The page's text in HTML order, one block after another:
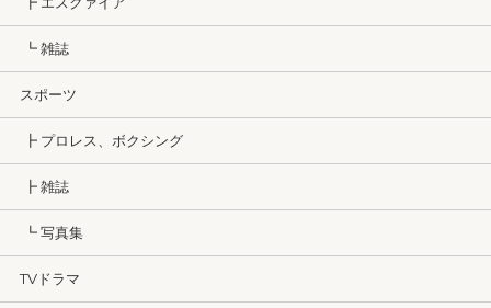
┗ 雑誌
スポーツ
┣ プロレス、ボクシング
┣ 雑誌
┗ 写真集
TVドラマ